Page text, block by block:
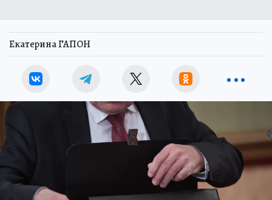
Екатерина ГАПОН